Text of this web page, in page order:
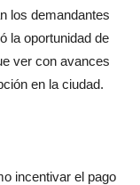
los demandantes
la oportunidad de
ver con avances
en la ciudad.
incentivar el pago